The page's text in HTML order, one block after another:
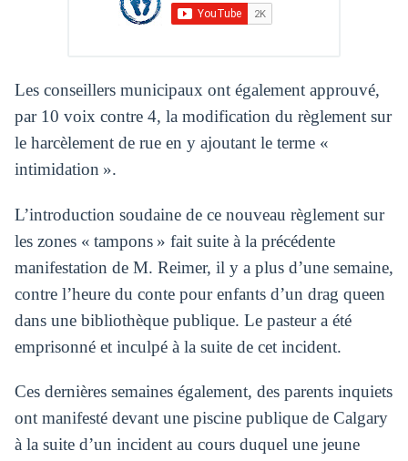
Les conseillers municipaux ont également approuvé,
par 10 voix contre 4, la modification du règlement sur
le harcèlement de rue en y ajoutant le terme «
intimidation ».
L’introduction soudaine de ce nouveau règlement sur
les zones « tampons » fait suite à la précédente
manifestation de M. Reimer, il y a plus d’une semaine,
contre l’heure du conte pour enfants d’un drag queen
dans une bibliothèque publique. Le pasteur a été
emprisonné et inculpé à la suite de cet incident.
Ces dernières semaines également, des parents inquiets
ont manifesté devant une piscine publique de Calgary
à la suite d’un incident au cours duquel une jeune